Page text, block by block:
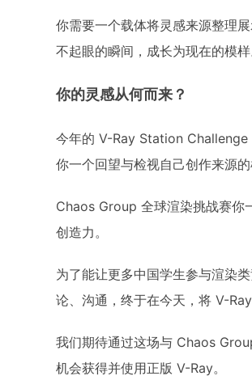
你需要一个载体将灵感来源整理
不起眼的瞬间，成长为现在的模样
你的灵感从何而来？
今年的 V-Ray Station
你一个回望与检视自己创作来源的
Chaos Group 全球渲染挑战赛你
创造力。
为了能让更多中国学生参与渲染
论、沟通，终于在今天，将 V-
我们期待通过这场与 Chaos
机会获得并使用正版 V-Ray。